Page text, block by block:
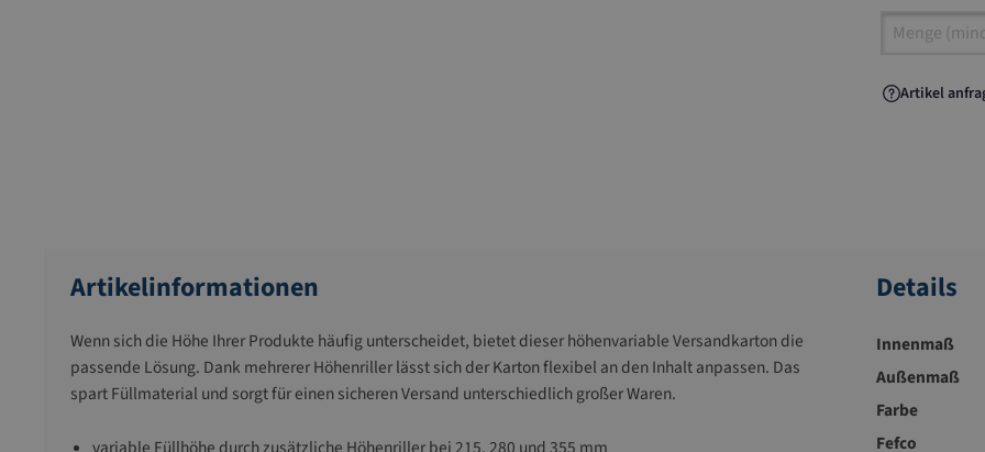
Artikel
Artikel
Artikelinformationen
Wenn sich die Höhe Ihrer Produkte häufig unterscheidet, bietet dieser höhenvariable Versandkarton die
passende Lösung. Dank mehrerer Höhenriller lässt sich der Karton flexibel an den Inhalt anpassen. Das
spart Füllmaterial und sorgt für einen sicheren Versand unterschiedlich großer Waren.
Details
Innenmaß
Außenmaß
Farbe
Fefco